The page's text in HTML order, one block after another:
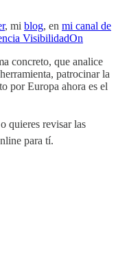
, mi blog, en mi canal de
VisibilidadOn
concreto, que analice
patrocinar la
por Europa ahora es el
quieres revisar las
para tí.